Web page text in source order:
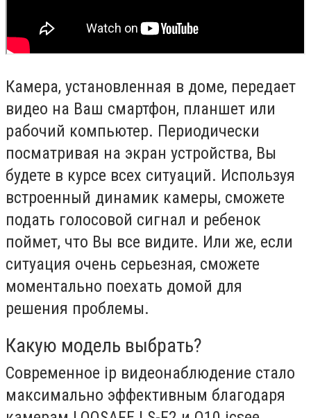
Камера, установленная в доме, передает
видео на Ваш смартфон, планшет или
рабочий компьютер. Периодически
посматривая на экран устройства, Вы
будете в курсе всех ситуаций. Используя
встроенный динамик камеры, сможете
подать голосовой сигнал и ребенок
поймет, что Вы все видите. Или же, если
ситуация очень серьезная, сможете
моментально поехать домой для
решения проблемы.
Какую модель выбрать?
Современное ip видеонаблюдение стало
максимально эффективным благодаря